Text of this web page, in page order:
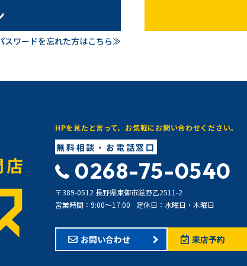
スワードを忘れた方はこちら≫
HPを見たと言って、お気軽にお問い合わせください。
無料相談・お電話窓口
0268-75-0540
〒389-0512 長野県東御市滋野乙2511-2
営業時間：9:00〜17:00
定休日：水曜日・木曜日
お問い合わせ 来店予約